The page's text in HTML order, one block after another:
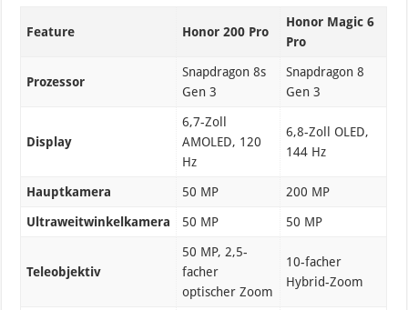
Feature Honor 200 Pro
Honor Magic 6
Pro
Prozessor
Snapdragon 8s
Gen 3
Snapdragon 8
Gen 3
Display
6,7-Zoll
AMOLED, 120
Hz
6,8-Zoll OLED,
144 Hz
Hauptkamera 50 MP 200 MP
Ultraweitwinkelkamera 50 MP 50 MP
Teleobjektiv
50 MP, 2,5-
facher
optischer Zoom
10-facher
Hybrid-Zoom